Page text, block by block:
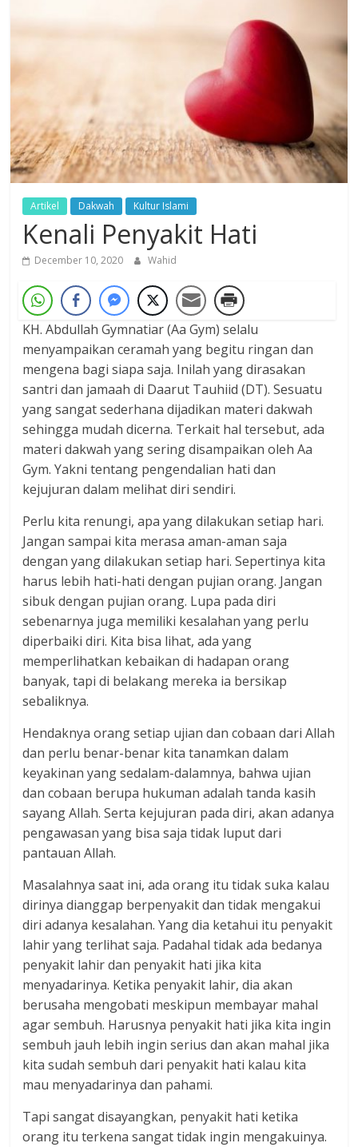
Ikhtiar
Artikel Dakwah Kultur Islami
Kenali Penyakit Hati
December 10, 2020 Wahid
KH. Abdullah Gymnatiar (Aa Gym) selalu
menyampaikan ceramah yang begitu ringan dan
mengena bagi siapa saja. Inilah yang dirasakan
santri dan jamaah di Daarut Tauhiid (DT). Sesuatu
yang sangat sederhana dijadikan materi dakwah
sehingga mudah dicerna. Terkait hal tersebut, ada
materi dakwah yang sering disampaikan oleh Aa
Gym. Yakni tentang pengendalian hati dan
kejujuran dalam melihat diri sendiri.
Perlu kita renungi, apa yang dilakukan setiap hari.
Jangan sampai kita merasa aman-aman saja
dengan yang dilakukan setiap hari. Sepertinya kita
harus lebih hati-hati dengan pujian orang. Jangan
sibuk dengan pujian orang. Lupa pada diri
sebenarnya juga memiliki kesalahan yang perlu
diperbaiki diri. Kita bisa lihat, ada yang
memperlihatkan kebaikan di hadapan orang
banyak, tapi di belakang mereka ia bersikap
sebaliknya.
Hendaknya orang setiap ujian dan cobaan dari Allah
dan perlu benar-benar kita tanamkan dalam
keyakinan yang sedalam-dalamnya, bahwa ujian
dan cobaan berupa hukuman adalah tanda kasih
sayang Allah. Serta kejujuran pada diri, akan adanya
pengawasan yang bisa saja tidak luput dari
pantauan Allah.
Masalahnya saat ini, ada orang itu tidak suka kalau
dirinya dianggap berpenyakit dan tidak mengakui
diri adanya kesalahan. Yang dia ketahui itu penyakit
lahir yang terlihat saja. Padahal tidak ada bedanya
penyakit lahir dan penyakit hati jika kita
menyadarinya. Ketika penyakit lahir, dia akan
berusaha mengobati meskipun membayar mahal
agar sembuh. Harusnya penyakit hati jika kita ingin
sembuh jauh lebih ingin serius dan akan mahal jika
kita sudah sembuh dari penyakit hati kalau kita
mau menyadarinya dan pahami.
Tapi sangat disayangkan, penyakit hati ketika
orang itu terkena sangat tidak ingin mengakuinya.